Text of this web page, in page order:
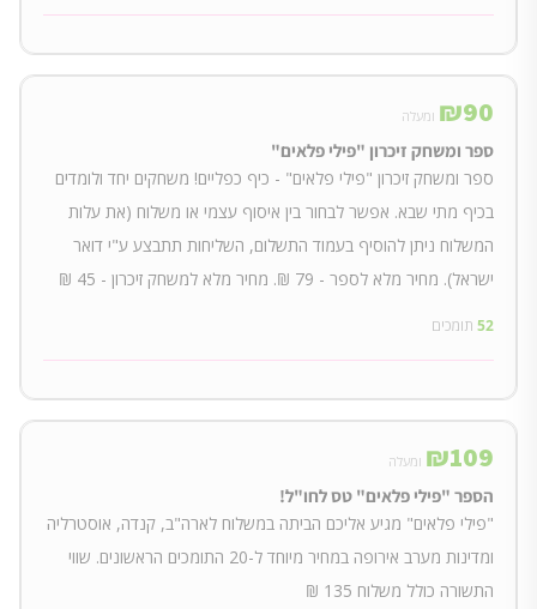
₪90 ומעלה
ספר ומשחק זיכרון "פילי פלאים"
ספר ומשחק זיכרון "פילי פלאים" - כיף כפליים! משחקים יחד ולומדים
בכיף מתי שבא. אפשר לבחור בין איסוף עצמי או משלוח (את עלות
המשלוח ניתן להוסיף בעמוד התשלום, השליחות תתבצע ע"י דואר
ישראל). מחיר מלא לספר - 79 ₪. מחיר מלא למשחק זיכרון - 45 ₪
52 תומכים
₪109 ומעלה
הספר "פילי פלאים" טס לחו"ל!
"פילי פלאים" מגיע אליכם הביתה במשלוח לארה"ב, קנדה, אוסטרליה
ומדינות מערב אירופה במחיר מיוחד ל-20 התומכים הראשונים. שווי
התשורה כולל משלוח 135 ₪